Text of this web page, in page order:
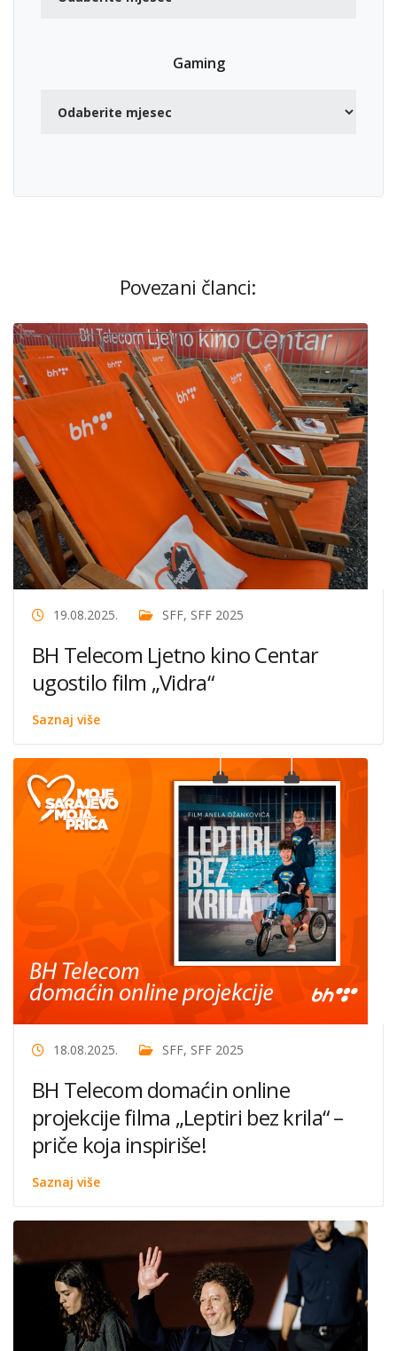
Gaming
Povezani članci:
19.08.2025. SFF, SFF 2025
BH Telecom Ljetno kino Centar
ugostilo film „Vidra“
Saznaj više
18.08.2025. SFF, SFF 2025
BH Telecom domaćin online
projekcije filma „Leptiri bez krila“ –
priče koja inspiriše!
Saznaj više